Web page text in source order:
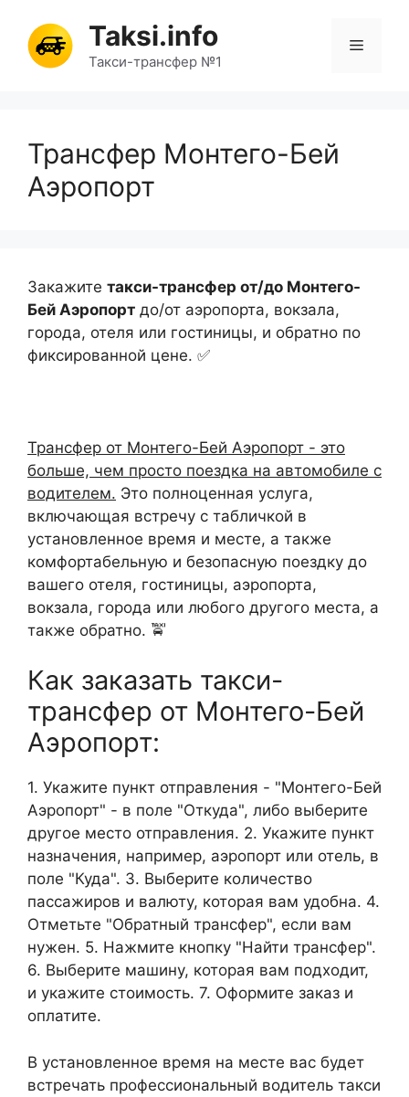
содержимому
Taksi.info
Такси-трансфер №1
Меню
Трансфер Монтего-Бей
Аэропорт
Закажите такси-трансфер от/до Монтего-
Бей Аэропорт до/от аэропорта, вокзала,
города, отеля или гостиницы, и обратно по
фиксированной цене. ✅
Трансфер от Монтего-Бей Аэропорт - это
больше, чем просто поездка на автомобиле с
водителем. Это полноценная услуга,
включающая встречу с табличкой в
установленное время и месте, а также
комфортабельную и безопасную поездку до
вашего отеля, гостиницы, аэропорта,
вокзала, города или любого другого места, а
также обратно. 🚖
Как заказать такси-
трансфер от Монтего-Бей
Аэропорт:
1. Укажите пункт отправления - "Монтего-Бей
Аэропорт" - в поле "Откуда", либо выберите
другое место отправления. 2. Укажите пункт
назначения, например, аэропорт или отель, в
поле "Куда". 3. Выберите количество
пассажиров и валюту, которая вам удобна. 4.
Отметьте "Обратный трансфер", если вам
нужен. 5. Нажмите кнопку "Найти трансфер".
6. Выберите машину, которая вам подходит,
и укажите стоимость. 7. Оформите заказ и
оплатите.
В установленное время на месте вас будет
встречать профессиональный водитель такси